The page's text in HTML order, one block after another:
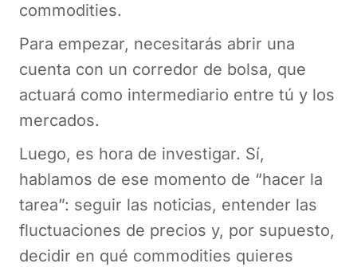
commodities.
Para empezar, necesitarás abrir una
cuenta con un corredor de bolsa, que
actuará como intermediario entre tú y los
mercados.
Luego, es hora de investigar. Sí,
hablamos de ese momento de “hacer la
tarea”: seguir las noticias, entender las
fluctuaciones de precios y, por supuesto,
decidir en qué commodities quieres